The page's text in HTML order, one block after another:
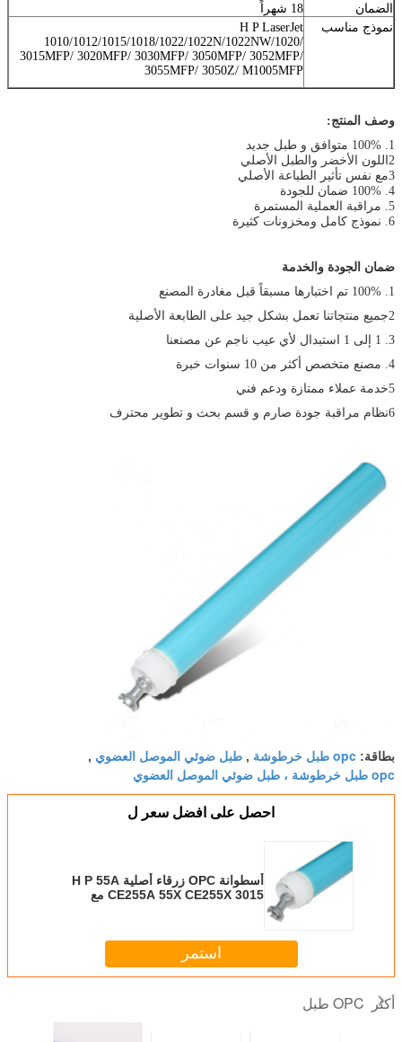
الضمان
18 شهراً
نموذج مناسب
H P LaserJet
1010/1012/1015/1018/1022/1022N/1022NW/1020/
3015MFP/ 3020MFP/ 3030MFP/ 3050MFP/ 3052MFP/
3055MFP/ 3050Z/ M1005MFP
وصف المنتج:
1. 100% متوافق و طبل جديد
2اللون الأخضر والطبل الأصلي
3مع نفس تأثير الطباعة الأصلي
4. 100% ضمان للجودة
5. مراقبة العملية المستمرة
6. نموذج كامل ومخزونات كثيرة
ضمان الجودة والخدمة
1. 100% تم اختبارها مسبقاً قبل مغادرة المصنع
2جميع منتجاتنا تعمل بشكل جيد على الطابعة الأصلية
3. 1 إلى 1 استبدال لأي عيب ناجم عن مصنعنا
4. مصنع متخصص أكثر من 10 سنوات خبرة
5خدمة عملاء ممتازة ودعم فني
6نظام مراقبة جودة صارم و قسم بحث و تطوير محترف
بطاقة: opc طبل خرطوشة , طبل ضوئي الموصل العضوي ,
opc طبل خرطوشة ، طبل ضوئي الموصل العضوي
احصل على افضل سعر ل
أسطوانة OPC زرقاء أصلية H P 55A
CE255A 55X CE255X 3015 مع
استمر
أكثر OPC طبل